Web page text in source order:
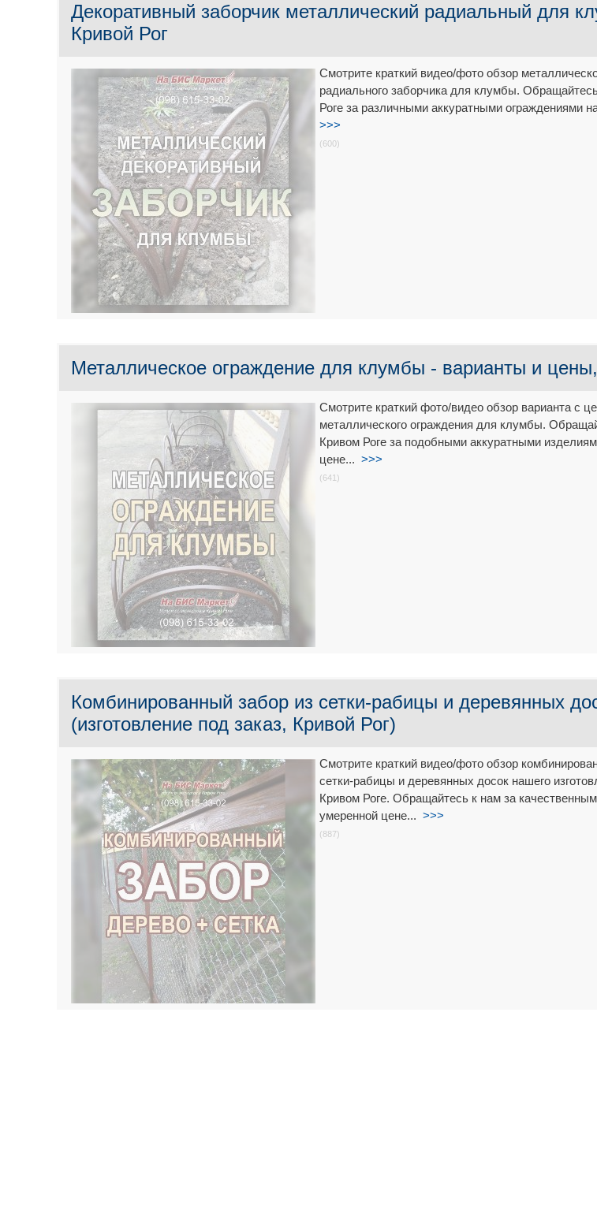
Декоративный заборчик металлический радиальный для
Кривой Рог
Смотрите краткий видео/фото обзор
радиального заборчика для клумбы.
Роге за различными аккуратными ограждениями
>>>
(600)
Металлическое ограждение для клумбы - варианты и
Смотрите краткий фото/видео обзор варианта с
металлического ограждения для клумбы.
Кривом Роге за подобными аккуратными
цене... >>>
(641)
Комбинированный забор из сетки-рабицы и деревянных
(изготовление под заказ, Кривой Рог)
Смотрите краткий видео/фото обзор
сетки-рабицы и деревянных досок нашего
Кривом Роге. Обращайтесь к нам за
умеренной цене... >>>
(887)